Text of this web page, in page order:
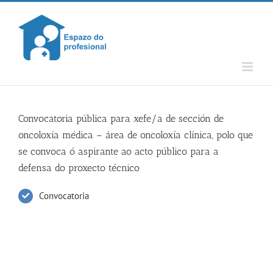
Skip
content
Convocatoria pública para xefe/a de sección de
oncoloxía médica – área de oncoloxía clínica, polo que
se convoca ó aspirante ao acto público para a
defensa do proxecto técnico
Convocatoria